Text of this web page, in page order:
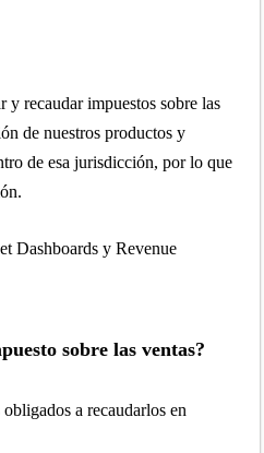
y recaudar impuestos sobre las
de nuestros productos y
de esa jurisdicción, por lo que
Dashboards y Revenue
sobre las ventas?
a recaudarlos en